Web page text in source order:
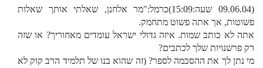
(09.06.04 שעה:15:09)כרמל:"מר אלחנן, שאלתי אותך שאלות
פשוטות, אך אתה פשוט מתחמק.
אתה לא כותב שמות. איזה גדולי ישראל עומדים מאחוריך? או שזה
רק פרשנויות שלך לכתבים?
מי נתן לך את ההסכמה לספר? (זה שהוא בנו של תלמיד הרב קוק לא